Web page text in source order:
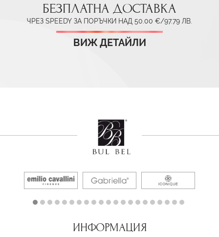
БЕЗПЛАТНА ДОСТАВКА
ЧРЕЗ SPEEDY ЗА ПОРЪЧКИ НАД 50.00 €/97.79 ЛВ.
ВИЖ ДЕТАЙЛИ
ИНФОРМАЦИЯ